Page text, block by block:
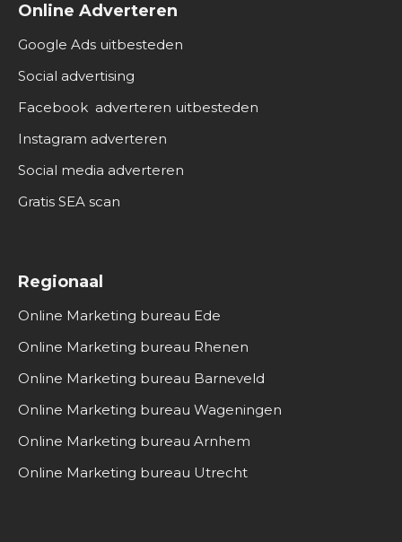
Online Adverteren
Google Ads uitbesteden
Social advertising
Facebook adverteren uitbesteden
Instagram adverteren
Social media adverteren
Gratis SEA scan
Regionaal
Online Marketing bureau Ede
Online Marketing bureau Rhenen
Online Marketing bureau Barneveld
Online Marketing bureau Wageningen
Online Marketing bureau Arnhem
Online Marketing bureau Utrecht